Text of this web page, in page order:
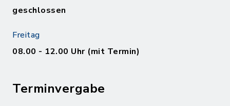
geschlossen
Freitag
08.00 - 12.00 Uhr (mit Termin)
Terminvergabe